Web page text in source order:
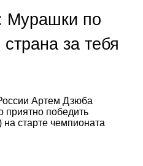
Мурашки по
страна за тебя
Артем Дзюба
приятно победить
старте чемпионата